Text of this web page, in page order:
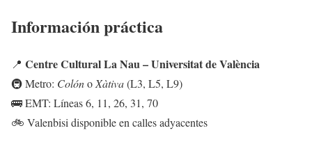
Información práctica
📍 Centre Cultural La Nau – Universitat de València
🚇 Metro: ColónoXàtiva(L3, L5, L9)
🚌 EMT: Líneas 6, 11, 26, 31, 70
🚲 Valenbisi disponible en calles adyacentes